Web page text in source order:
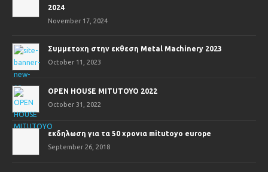
2024
November 17, 2024
Συμμετοχη στην εκθεση Metal Machinery 2023
October 11, 2023
OPEN HOUSE MITUTOYO 2022
October 31, 2022
εκδηλωση για τα 50 χρονια mitutoyo europe
September 26, 2018